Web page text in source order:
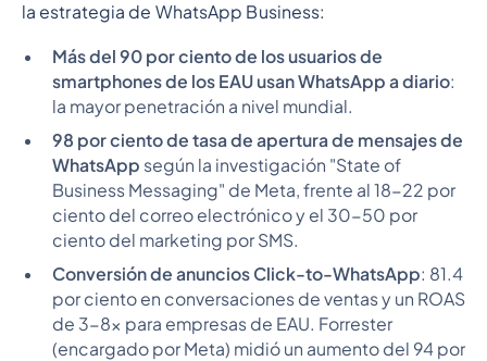
la estrategia de WhatsApp Business:
Más del 90 por ciento de los usuarios de
smartphones de los EAU usan WhatsApp a diario:
la mayor penetración a nivel mundial.
98 por ciento de tasa de apertura de mensajes de
WhatsApp según la investigación "State of
Business Messaging" de Meta, frente al 18-22 por
ciento del correo electrónico y el 30-50 por
ciento del marketing por SMS.
Conversión de anuncios Click-to-WhatsApp: 81.4
por ciento en conversaciones de ventas y un ROAS
de 3-8x para empresas de EAU. Forrester
(encargado por Meta) midió un aumento del 94 por